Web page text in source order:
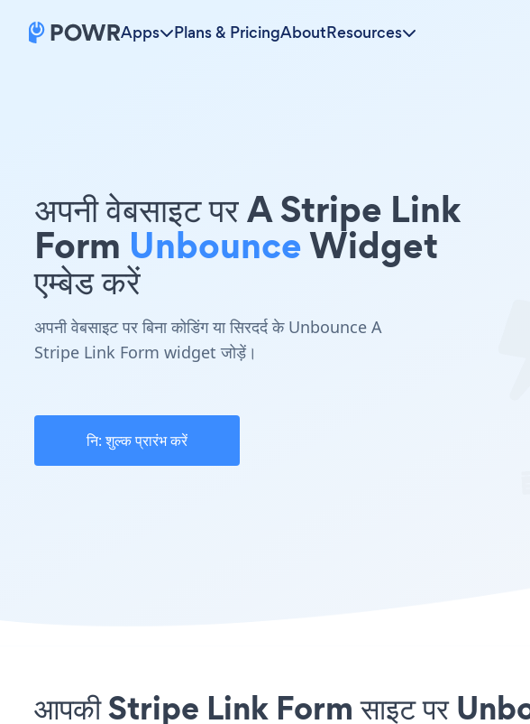
Apps Plans & PricingAboutResources
अपनी वेबसाइट पर A Stripe Link
Form UnbounceWidget
एम्बेड करें
अपनी वेबसाइट पर बिना कोडिंग या सिरदर्द के Unbounce A
Stripe Link Form widget जोड़ें।
नि: शुल्क प्रारंभ करें
आपकी Stripe Link Form साइट पर